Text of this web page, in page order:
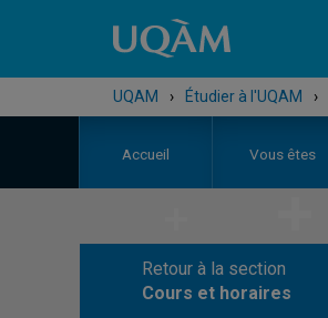
UQAM › Étudier à l'UQAM ›
Accueil Vous êtes
Retour à la section
Cours et horaires